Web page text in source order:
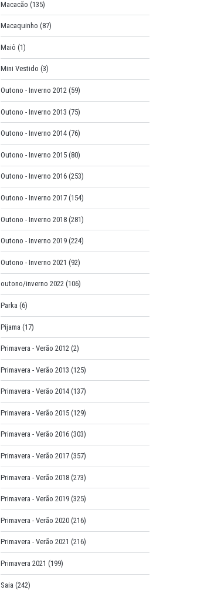
Macacão (135)
Macaquinho (87)
Maiô (1)
Mini Vestido (3)
Outono - Inverno 2012 (59)
Outono - Inverno 2013 (75)
Outono - Inverno 2014 (76)
Outono - Inverno 2015 (80)
Outono - Inverno 2016 (253)
Outono - Inverno 2017 (154)
Outono - Inverno 2018 (281)
Outono - Inverno 2019 (224)
Outono - Inverno 2021 (92)
outono/inverno 2022 (106)
Parka (6)
Pijama (17)
Primavera - Verão 2012 (2)
Primavera - Verão 2013 (125)
Primavera - Verão 2014 (137)
Primavera - Verão 2015 (129)
Primavera - Verão 2016 (303)
Primavera - Verão 2017 (357)
Primavera - Verão 2018 (273)
Primavera - Verão 2019 (325)
Primavera - Verão 2020 (216)
Primavera - Verão 2021 (216)
Primavera 2021 (199)
Saia (242)